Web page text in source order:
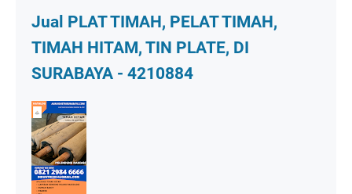
Jual PLAT TIMAH, PELAT TIMAH,
TIMAH HITAM, TIN PLATE, DI
SURABAYA - 4210884